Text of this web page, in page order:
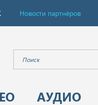
Новости партнёров
АУДИО